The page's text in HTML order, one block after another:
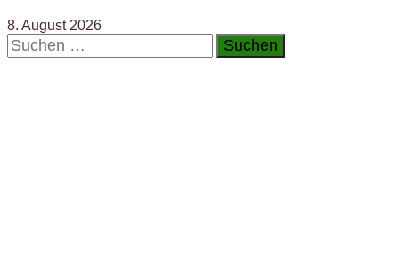
8. August 2026
Suchen
nach: